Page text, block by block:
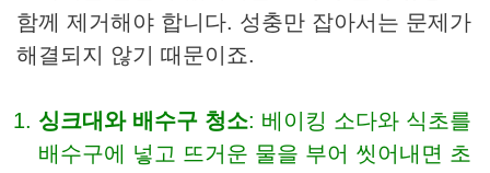
함께 제거해야 합니다. 성충만 잡아서는 문제가
해결되지 않기 때문이죠.
싱크대와 배수구 청소: 베이킹 소다와 식초를
배수구에 넣고 뜨거운 물을 부어 씻어내면 초